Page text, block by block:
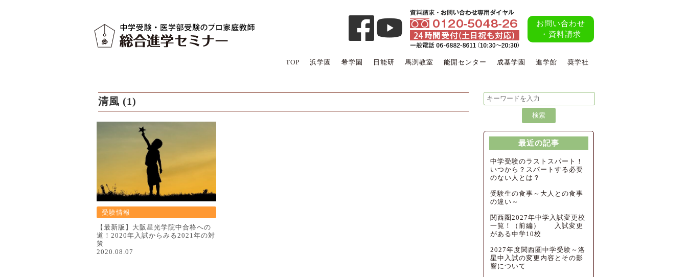
お問い合わせ
・資料請求
TOP 浜学園 希学園 日能研 馬渕教室 能開センター 成基学園 進学館 奨学社
清風 (1)
受験情報
【最新版】大阪星光学院中合格への
道！2020年入試からみる2021年の対
策
2020.08.07
最近の記事
中学受験のラストスパート！
いつから？スパートする必要
のない人とは？
受験生の食事～大人との食事
の違い～
関西圏2027年中学入試変更校
一覧！（前編） 入試変更
がある中学10校
2027年度関西圏中学受験～洛
星中入試の変更内容とその影
響について